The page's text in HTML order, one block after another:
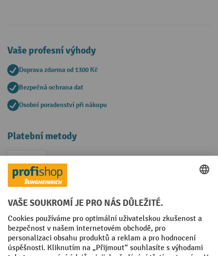
Vaše profesní výhody
Doprava zdarma od 1300 Kč
Bezpečná ochrana dat
Osobní poradenství při nákupu
Platební metody
Faktura
Sociální sítě
Facebook
YouTubeLinkedIn